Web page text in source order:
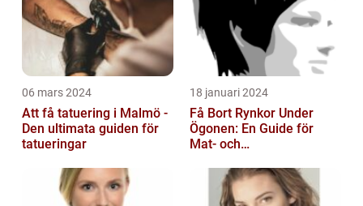
06 mars 2024
Att få tatuering i Malmö -
Den ultimata guiden för
tatueringar
18 januari 2024
Få Bort Rynkor Under
Ögonen: En Guide för
Mat- och